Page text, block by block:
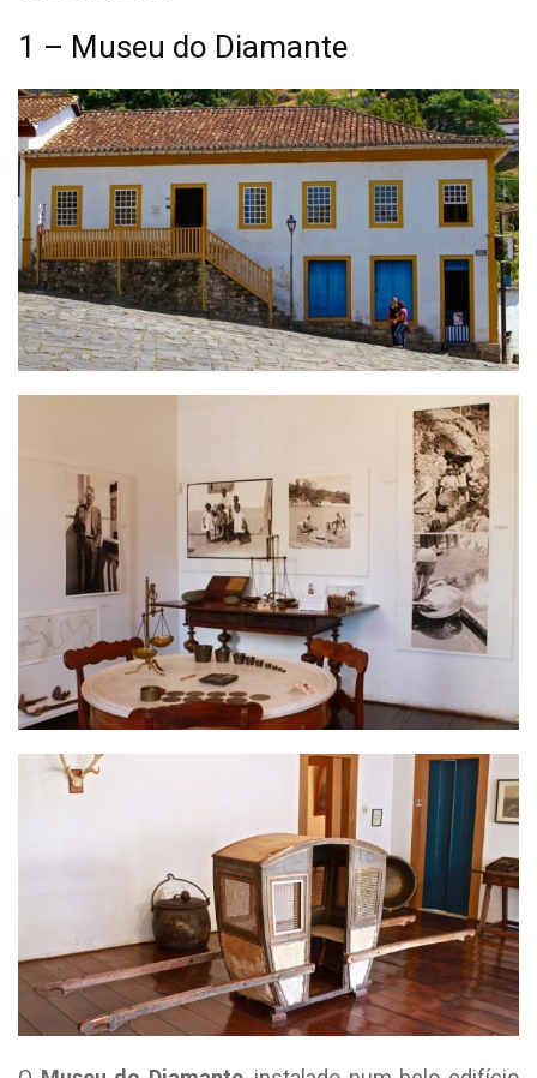
1 – Museu do Diamante